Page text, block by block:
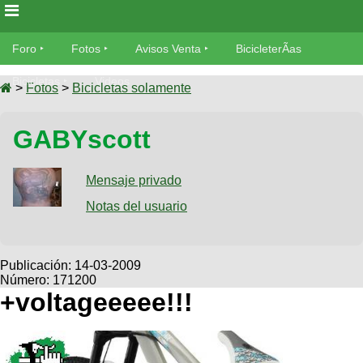
Foro
Foro
MecÃ¡nica
Fotos
SUBÃ
Galeria
Bicicletas
Viajes
Descenso
Dirt
Avisos
Ventas
SUBÃ
Buscar
Ultimos
Fotos
BicicleterÃ­
Bicicletas
Tandem
Videos
Cicloturismo
Foro Fotos Avisos Venta BicicleterÃ­as
Bicicletas Videos
> Fotos > Bicicletas solamente
GABYscott
Mensaje privado
Notas del usuario
Publicación: 14-03-2009
Número: 171200
+voltageeeee!!!